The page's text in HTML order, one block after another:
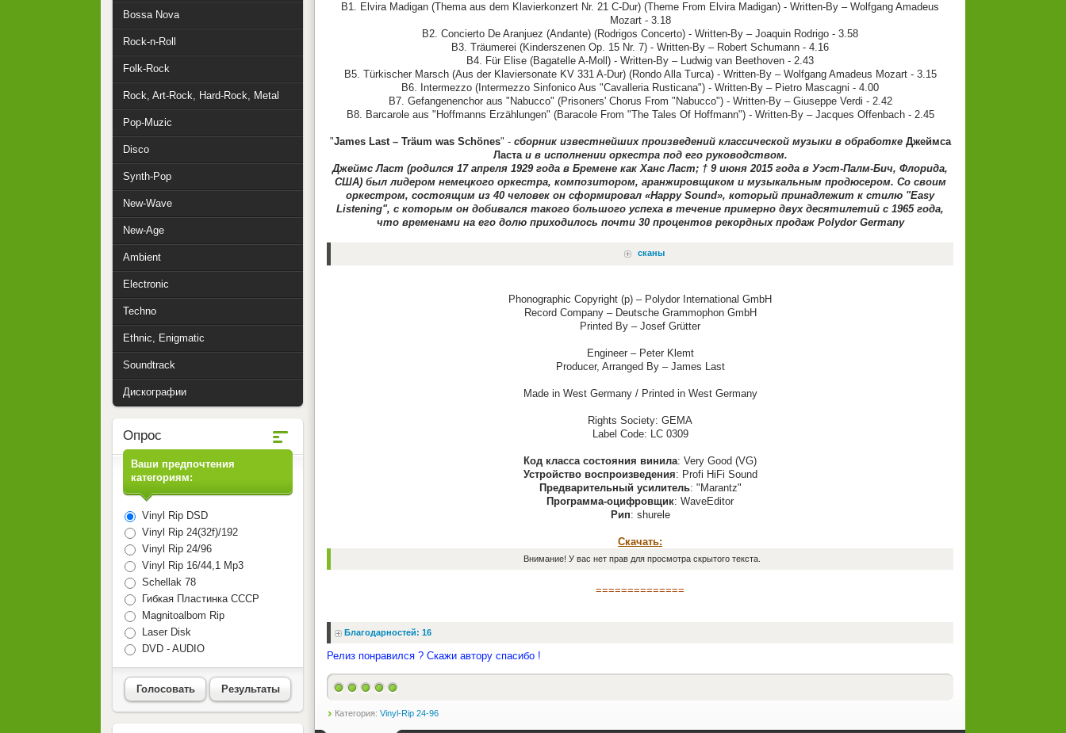
B1. Elvira Madigan (Thema aus dem Klavierkonzert Nr. 21 C-Dur) (Theme From Elvira Madigan) - Written-By – Wolfgang Amadeus
Mozart - 3.18
B2. Concierto De Aranjuez (Andante) (Rodrigos Concerto) - Written-By – Joaquin Rodrigo - 3.58
B3. Träumerei (Kinderszenen Op. 15 Nr. 7) - Written-By – Robert Schumann - 4.16
B4. Für Elise (Bagatelle A-Moll) - Written-By – Ludwig van Beethoven - 2.43
B5. Türkischer Marsch (Aus der Klaviersonate KV 331 A-Dur) (Rondo Alla Turca) - Written-By – Wolfgang Amadeus Mozart - 3.15
B6. Intermezzo (Intermezzo Sinfonico Aus "Cavalleria Rusticana") - Written-By – Pietro Mascagni - 4.00
B7. Gefangenenchor aus "Nabucco" (Prisoners' Chorus From "Nabucco") - Written-By – Giuseppe Verdi - 2.42
B8. Barcarole aus "Hoffmanns Erzählungen" (Baracole From "The Tales Of Hoffmann") - Written-By – Jacques Offenbach - 2.45
"James Last ‎– Träum was Schönes" - сборник известнейших произведений классической музыки в обработке Джеймса
Ласта и в исполнении оркестра под его руководством.
Джеймс Ласт (родился 17 апреля 1929 года в Бремене как Ханс Ласт; † 9 июня 2015 года в Уэст-Палм-Бич, Флорида,
США) был лидером немецкого оркестра, композитором, аранжировщиком и музыкальным продюсером. Со своим
оркестром, состоящим из 40 человек он сформировал «Happy Sound», который принадлежит к стилю "Easy
Listening", с которым он добивался такого большого успеха в течение примерно двух десятилетий с 1965 года,
что временами на его долю приходилось почти 30 процентов рекордных продаж Polydor Germany
сканы
Phonographic Copyright (p) – Polydor International GmbH
Record Company – Deutsche Grammophon GmbH
Printed By – Josef Grütter
Engineer – Peter Klemt
Producer, Arranged By – James Last
Made in West Germany / Printed in West Germany
Rights Society: GEMA
Label Code: LC 0309
Код класса состояния винила: Very Good (VG)
Устройство воспроизведения: Profi HiFi Sound
Предварительный усилитель: "Marantz"
Программа-оцифровщик: WaveEditor
Рип: shurele
Скачать:
Внимание! У вас нет прав для просмотра скрытого текста.
==============
Благодарностей: 16
Релиз понравился ? Скажи автору спасибо !
Категория: Vinyl-Rip 24-96
Bossa Nova
Rock-n-Roll
Folk-Rock
Rock, Art-Rock, Hard-Rock, Metal
Pop-Muzic
Disco
Synth-Pop
New-Wave
New-Age
Ambient
Electronic
Techno
Ethnic, Enigmatic
Soundtrack
Дискографии
Опрос
Ваши предпочтения
категориям:
Vinyl Rip DSD
Vinyl Rip 24(32f)/192
Vinyl Rip 24/96
Vinyl Rip 16/44,1 Mp3
Schellak 78
Гибкая Пластинка СССР
Magnitoalbom Rip
Laser Disk
DVD - AUDIO
Голосовать Результаты